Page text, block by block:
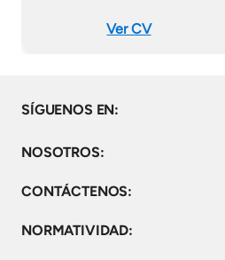
Ver CV
SÍGUENOS EN:
NOSOTROS:
CONTÁCTENOS:
NORMATIVIDAD: